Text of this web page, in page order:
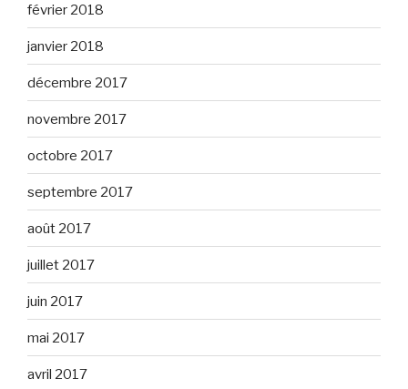
février 2018
janvier 2018
décembre 2017
novembre 2017
octobre 2017
septembre 2017
août 2017
juillet 2017
juin 2017
mai 2017
avril 2017